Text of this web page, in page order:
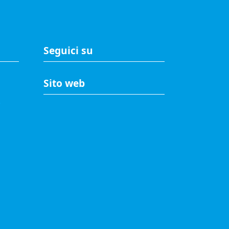
Seguici su
Sito web